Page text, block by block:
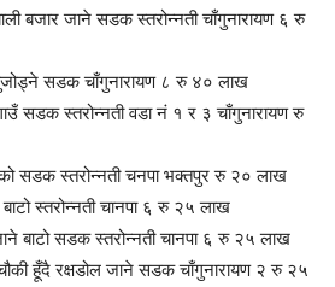
बजार जाने सडक स्तरोन्नती चाँगुनारायण ६ रु
सडक चाँगुनारायण ८ रु ४० लाख
सडक स्तरोन्नती वडा नं १ र ३ चाँगुनारायण रु
सडक स्तरोन्नती चनपा भक्तपुर रु २० लाख
स्तरोन्नती चानपा ६ रु २५ लाख
बाटो सडक स्तरोन्नती चानपा ६ रु २५ लाख
हूँदै रक्षडोल जाने सडक चाँगुनारायण २ रु २५